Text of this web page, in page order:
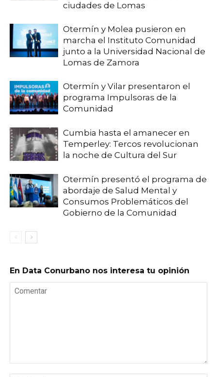
ciudades de Lomas
Otermín y Molea pusieron en
marcha el Instituto Comunidad
junto a la Universidad Nacional de
Lomas de Zamora
Otermín y Vilar presentaron el
programa Impulsoras de la
Comunidad
Cumbia hasta el amanecer en
Temperley: Tercos revolucionan
la noche de Cultura del Sur
Otermín presentó el programa de
abordaje de Salud Mental y
Consumos Problemáticos del
Gobierno de la Comunidad
En Data Conurbano nos interesa tu opinión